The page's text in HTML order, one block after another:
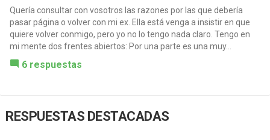
Quería consultar con vosotros las razones por las que debería
pasar página o volver con mi ex. Ella está venga a insistir en que
quiere volver conmigo, pero yo no lo tengo nada claro. Tengo en
mi mente dos frentes abiertos: Por una parte es una muy...
6 respuestas
RESPUESTAS DESTACADAS